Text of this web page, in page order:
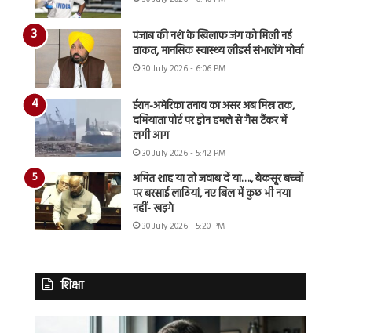
पंजाब की नशे के खिलाफ जंग को मिली नई
ताकत, मानसिक स्वास्थ्य लीडर्स संभालेंगे मोर्चा
30 July 2026 - 6:06 PM
ईरान-अमेरिका तनाव का असर अब मिस्र तक,
दमियाता पोर्ट पर ड्रोन हमले से गैस टैंकर में
लगी आग
30 July 2026 - 5:42 PM
अमित शाह या तो जवाब दें या…., बेकसूर बच्चों
पर बरसाई लाठियां, नए बिल में कुछ भी नया
नहीं- खड़गे
30 July 2026 - 5:20 PM
शिक्षा